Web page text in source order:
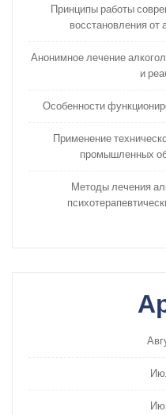
Принципы работы
восстановления от
Анонимное лечение
и
Особенности
Применение
промышленных
Методы лечения